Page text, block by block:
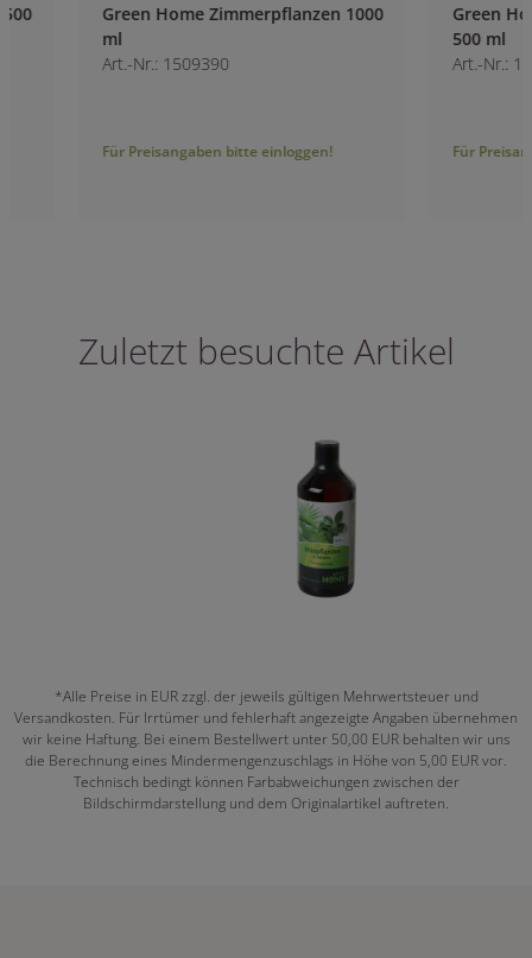
Green Home Zimmerpflanzen 1000
Art.-Nr.: 1509390
Für Preisangaben bitte einloggen!
Green Home
Art.-Nr.: 1509430
Für Preisangaben
Zuletzt besuchte Artikel
*Alle Preise in EUR zzgl. der jeweils gültigen Mehrwertsteuer und
Versandkosten. Für Irrtümer und fehlerhaft angezeigte Angaben übernehmen
wir keine Haftung. Bei einem Bestellwert unter 50,00 EUR behalten wir uns
die Berechnung eines Mindermengenzuschlags in Höhe von 5,00 EUR vor.
Technisch bedingt können Farbabweichungen zwischen der
Bildschirmdarstellung und dem Originalartikel auftreten.